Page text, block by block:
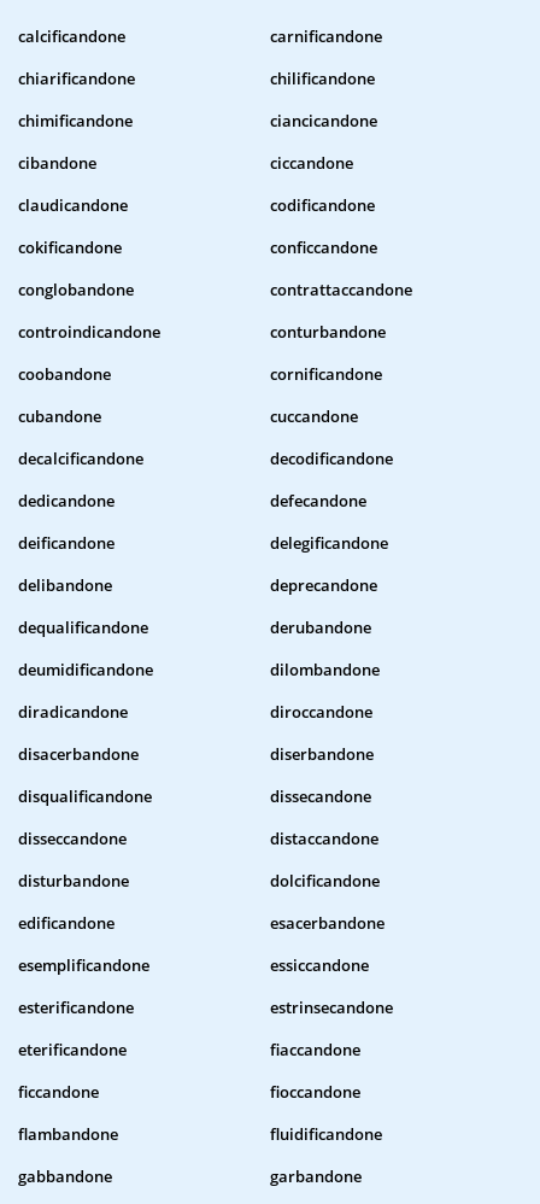
calcificandone
carnificandone
chiarificandone
chilificandone
chimificandone
ciancicandone
cibandone
ciccandone
claudicandone
codificandone
cokificandone
conficcandone
conglobandone
contrattaccandone
controindicandone
conturbandone
coobandone
cornificandone
cubandone
cuccandone
decalcificandone
decodificandone
dedicandone
defecandone
deificandone
delegificandone
delibandone
deprecandone
dequalificandone
derubandone
deumidificandone
dilombandone
diradicandone
diroccandone
disacerbandone
diserbandone
disqualificandone
dissecandone
disseccandone
distaccandone
disturbandone
dolcificandone
edificandone
esacerbandone
esemplificandone
essiccandone
esterificandone
estrinsecandone
eterificandone
fiaccandone
ficcandone
fioccandone
flambandone
fluidificandone
gabbandone
garbandone